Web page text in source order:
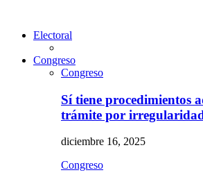
Electoral
Congreso
Congreso
Sí tiene procedimientos
trámite por
diciembre 16, 2025
Congreso